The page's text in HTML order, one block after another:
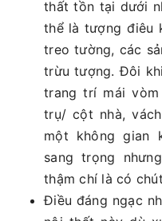
thất tồn tại dưới
thể là tượng điêu
treo tường, các
trừu tượng. Đôi
trang trí mái
trụ/ cột nhà,
một không gian
sang trọng
thậm chí là có
Điều đáng ngạc